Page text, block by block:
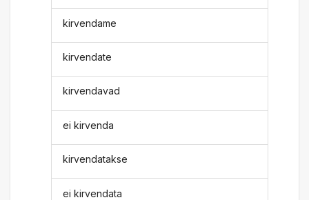
kirvendame
kirvendate
kirvendavad
ei kirvenda
kirvendatakse
ei kirvendata